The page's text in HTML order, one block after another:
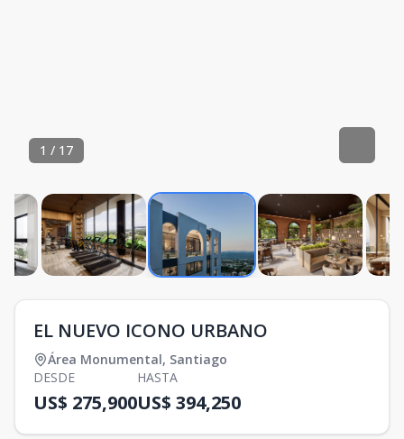
1 / 17
EL NUEVO ICONO URBANO
Área Monumental, Santiago
DESDE
US$ 275,900
HASTA
US$ 394,250